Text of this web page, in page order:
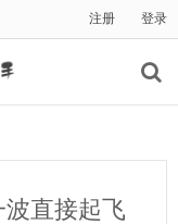
注册 登录
直接起飞